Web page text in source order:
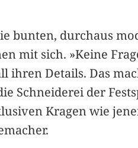
bunten, durchaus
mit sich. »Keine
Details. Das
Schneiderei der
Kragen wie